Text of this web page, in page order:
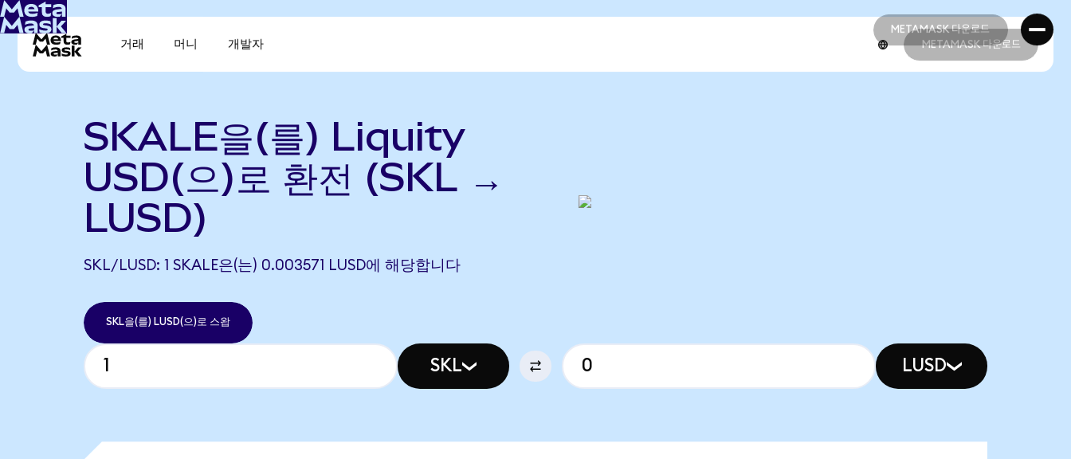
METAMASK 다운로드
METAMASK 다운로드
거래 머니 개발자 METAMASK 다운로드
SKALE을(를) Liquity
USD(으)로 환전 (SKL →
LUSD)
SKL/LUSD: 1 SKALE은(는) 0.003571 LUSD에 해당합니다
SKL을(를) LUSD(으)로 스왑
SKL LUSD